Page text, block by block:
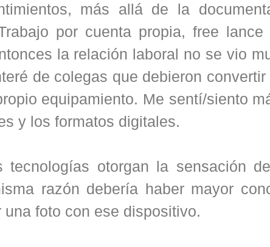
más allá de la
por cuenta propia, free lance
la relación laboral no se vio
de colegas que debieron
equipamiento. Me sentí/siento
y los formatos digitales.
tecnologías otorgan la sensación
razón debería haber mayor
foto con ese dispositivo.